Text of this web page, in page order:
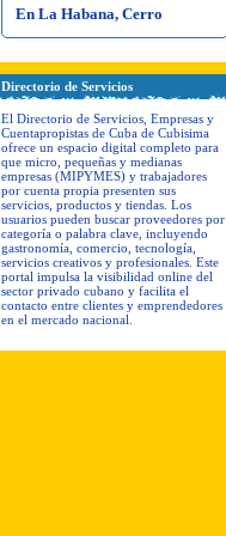
En La Habana, Cerro
Directorio de Servicios
El Directorio de Servicios, Empresas y
Cuentapropistas de Cuba de Cubisima
ofrece un espacio digital completo para
que micro, pequeñas y medianas
empresas (MIPYMES) y trabajadores
por cuenta propia presenten sus
servicios, productos y tiendas. Los
usuarios pueden buscar proveedores por
categoría o palabra clave, incluyendo
gastronomía, comercio, tecnología,
servicios creativos y profesionales. Este
portal impulsa la visibilidad online del
sector privado cubano y facilita el
contacto entre clientes y emprendedores
en el mercado nacional.